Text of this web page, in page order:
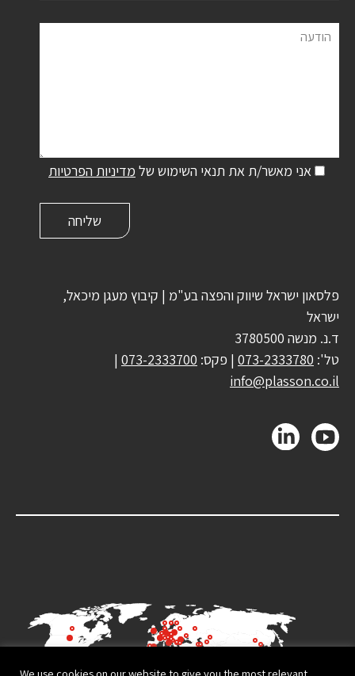
הודעה
אני מאשר/ת את תנאי השימוש של מדיניות הפרטיות
פלסאון ישראל שיווק והפצה בע"מ | קיבוץ מעגן מיכאל,
ישראל
ד.נ. מנשה 3780500
טל': 073-2333780 | פקס: 073-2333700
|
info@plasson.co.il